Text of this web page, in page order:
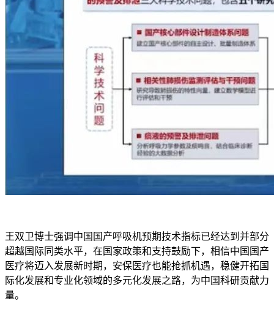
王双卫博士强调中国国产呼吸机预期技术指标已经达到并部分
超越国际同类水平，在国家政策和支持鼓励下，相信中国国产
医疗将迈入发展新时期，安保医疗也能抢抓机遇，稳健开拓国
际化发展和专业化领域的多元化发展之路，为中国科研贡献力
量。